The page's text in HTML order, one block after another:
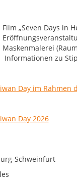
„Seven Days in
(Raum
zu
Day im Rahmen
Day 2026
Schweinfurt